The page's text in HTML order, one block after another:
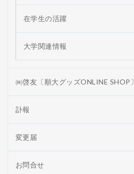
在学生の活躍
大学関連情報
㈱啓友〔順大グッズONLINE SHOP〕
訃報
変更届
お問合せ